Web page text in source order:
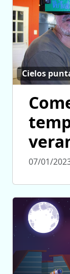
Cielos
07/01/